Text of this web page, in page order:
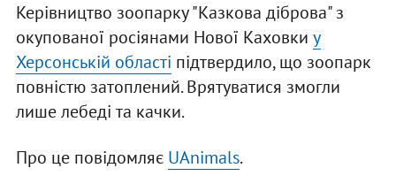
Керівництво зоопарку "Казкова діброва" з
окупованої росіянами Нової Каховки у
Херсонській області підтвердило, що зоопарк
повністю затоплений. Врятуватися змогли
лише лебеді та качки.
Про це повідомляє UAnimals.